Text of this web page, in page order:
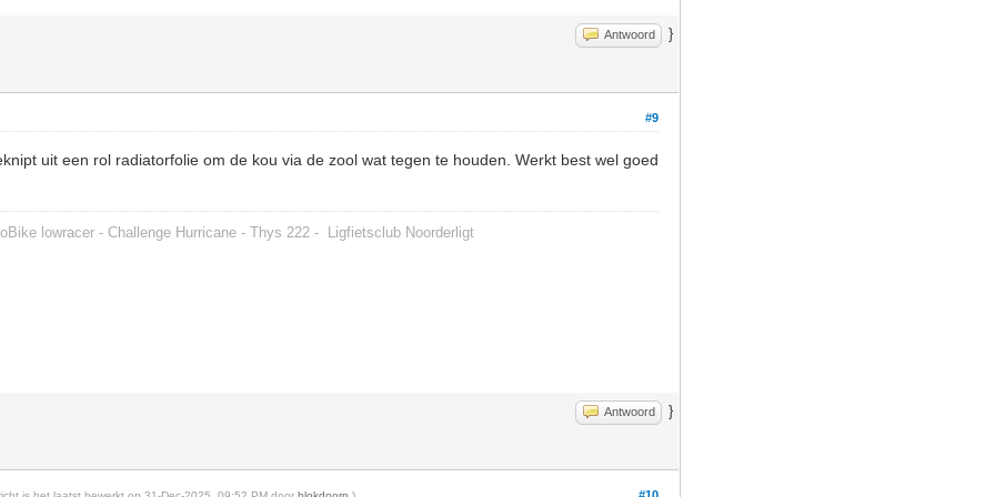
Antwoord }
#9
uit een rol radiatorfolie om de kou via de zool wat tegen te houden. Werkt best wel goed
lowracer - Challenge Hurricane - Thys 222 - Ligfietsclub Noorderligt
Antwoord }